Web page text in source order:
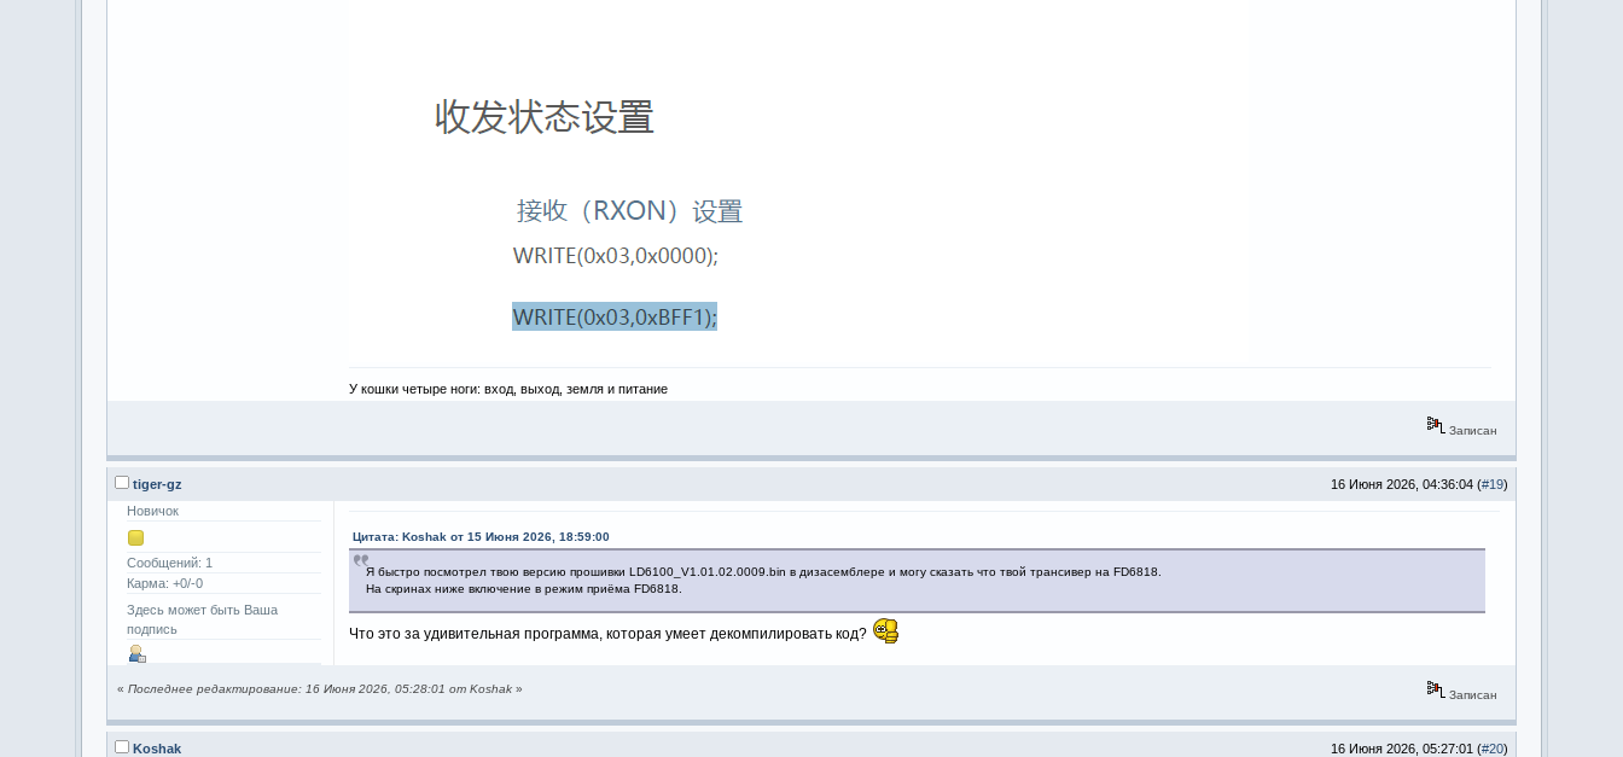
У кошки четыре ноги: вход, выход, земля и питание
Записан
tiger-gz 16 Июня 2026, 04:36:04 (#19)
Новичок
Сообщений: 1
Карма: +0/-0
Здесь может быть Ваша
подпись
Цитата: Koshak от 15 Июня 2026, 18:59:00
Я быстро посмотрел твою версию прошивки LD6100_V1.01.02.0009.bin в дизасемблере и могу сказать что твой трансивер на FD6818.
На скринах ниже включение в режим приёма FD6818.
Что это за удивительная программа, которая умеет декомпилировать код?
«Последнее редактирование: 16 Июня 2026, 05:28:01 от Koshak » Записан
Koshak 16 Июня 2026, 05:27:01 (#20)